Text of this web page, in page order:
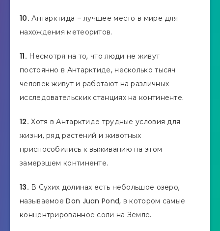
10. Антарктида – лучшее место в мире для
нахождения метеоритов.
11. Несмотря на то, что люди не живут
постоянно в Антарктиде, несколько тысяч
человек живут и работают на различных
исследовательских станциях на континенте.
12. Хотя в Антарктиде трудные условия для
жизни, ряд растений и животных
приспособились к выживанию на этом
замерзшем континенте.
13. В Сухих долинах есть небольшое озеро,
называемое Don Juan Pond, в котором самые
концентрированное соли на Земле.